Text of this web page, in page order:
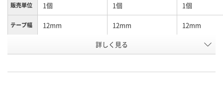
販売単位 1個 1個 1個
テープ幅 12mm 12mm 12mm
赤/黒文字 透明/黒文字
号
詳しく見る